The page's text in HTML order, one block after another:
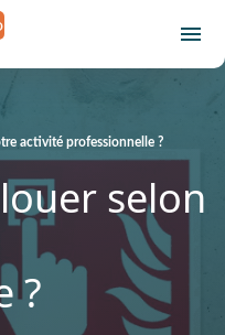
activité professionnelle ?
selon
?